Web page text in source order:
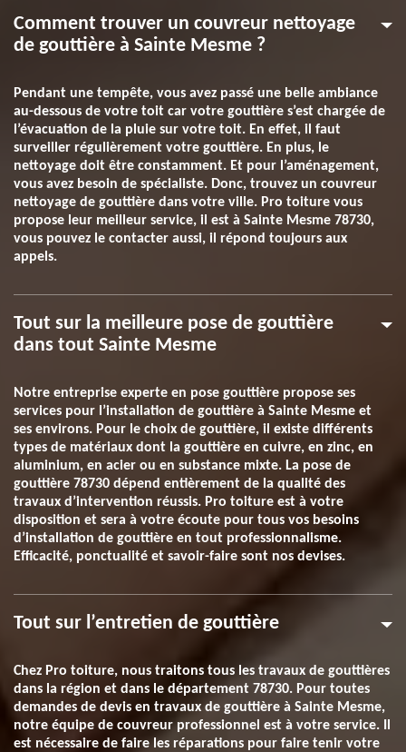
Comment trouver un couvreur nettoyage
de gouttière à Sainte Mesme ?
Pendant une tempête, vous avez passé une belle ambiance
au-dessous de votre toit car votre gouttière s’est chargée de
l’évacuation de la pluie sur votre toit. En effet, il faut
surveiller régulièrement votre gouttière. En plus, le
nettoyage doit être constamment. Et pour l’aménagement,
vous avez besoin de spécialiste. Donc, trouvez un couvreur
nettoyage de gouttière dans votre ville. Pro toiture vous
propose leur meilleur service, il est à Sainte Mesme 78730,
vous pouvez le contacter aussi, il répond toujours aux
appels.
Tout sur la meilleure pose de gouttière
dans tout Sainte Mesme
Notre entreprise experte en pose gouttière propose ses
services pour l’installation de gouttière à Sainte Mesme et
ses environs. Pour le choix de gouttière, il existe différents
types de matériaux dont la gouttière en cuivre, en zinc, en
aluminium, en acier ou en substance mixte. La pose de
gouttière 78730 dépend entièrement de la qualité des
travaux d’intervention réussis. Pro toiture est à votre
disposition et sera à votre écoute pour tous vos besoins
d’installation de gouttière en tout professionnalisme.
Efficacité, ponctualité et savoir-faire sont nos devises.
Tout sur l’entretien de gouttière
Chez Pro toiture, nous traitons tous les travaux de gouttières
dans la région et dans le département 78730. Pour toutes
demandes de devis en travaux de gouttière à Sainte Mesme,
notre équipe de couvreur professionnel est à votre service. Il
est nécessaire de faire les réparations pour faire tenir votre